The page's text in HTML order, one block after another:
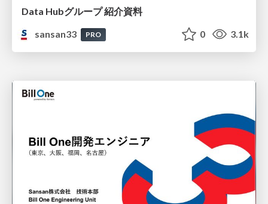
Data Hubグループ 紹介資料
sansan33
PRO 0 3.1k